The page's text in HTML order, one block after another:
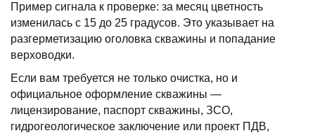
Пример сигнала к проверке: за месяц цветность
изменилась с 15 до 25 градусов. Это указывает на
разгерметизацию оголовка скважины и попадание
верховодки.
Если вам требуется не только очистка, но и
официальное оформление скважины —
лицензирование, паспорт скважины, ЗСО,
гидрогеологическое заключение или проект ПДВ,